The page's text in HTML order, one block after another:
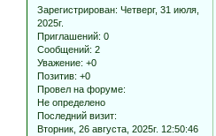
Зарегистрирован: Четверг, 31 июля,
2025г.
Приглашений: 0
Сообщений: 2
Уважение: +0
Позитив: +0
Провел на форуме:
Не определено
Последний визит:
Вторник, 26 августа, 2025г. 12:50:46